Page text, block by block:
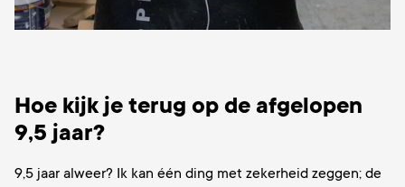
Hoe kijk je terug op de afgelopen
9,5 jaar?
9,5 jaar alweer? Ik kan één ding met zekerheid zeggen; de